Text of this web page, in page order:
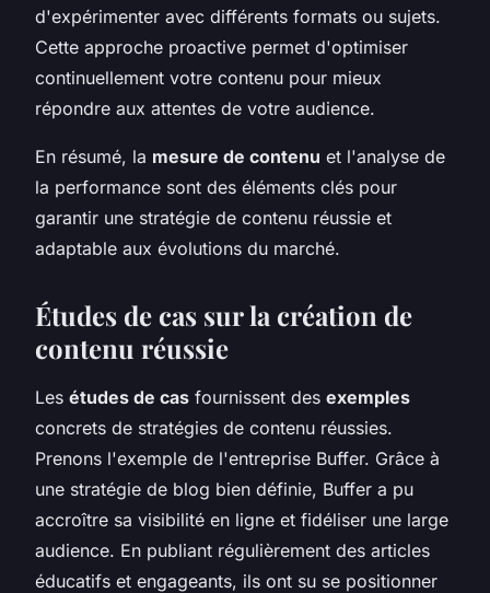
d'expérimenter avec différents formats ou sujets.
Cette approche proactive permet d'optimiser
continuellement votre contenu pour mieux
répondre aux attentes de votre audience.
En résumé, la mesure de contenu et l'analyse de
la performance sont des éléments clés pour
garantir une stratégie de contenu réussie et
adaptable aux évolutions du marché.
Études de cas sur la création de
contenu réussie
Les études de cas fournissent des exemples
concrets de stratégies de contenu réussies.
Prenons l'exemple de l'entreprise Buffer. Grâce à
une stratégie de blog bien définie, Buffer a pu
accroître sa visibilité en ligne et fidéliser une large
audience. En publiant régulièrement des articles
éducatifs et engageants, ils ont su se positionner